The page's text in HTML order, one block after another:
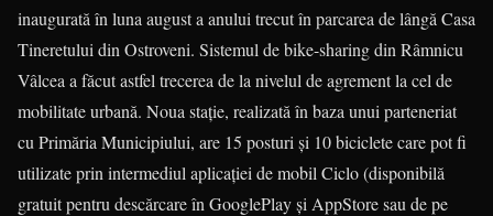
inaugurată în luna august a anului trecut în parcarea de lângă Casa
Tineretului din Ostroveni. Sistemul de bike-sharing din Râmnicu
Vâlcea a făcut astfel trecerea de la nivelul de agrement la cel de
mobilitate urbană. Noua staţie, realizată în baza unui parteneriat
cu Primăria Municipiului, are 15 posturi şi 10 biciclete care pot fi
utilizate prin intermediul aplicaţiei de mobil Ciclo (disponibilă
gratuit pentru descărcare în GooglePlay şi AppStore sau de pe